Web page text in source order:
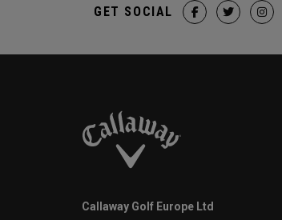
GET SOCIAL
Callaway Golf Europe Ltd